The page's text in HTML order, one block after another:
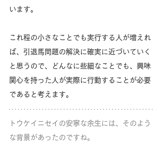
います。
これ程の小さなことでも実行する人が増えれ
ば、引退馬問題の解決に確実に近づいていく
と思うので、どんなに些細なことでも、興味
関心を持った人が実際に行動することが必要
であると考えます。
トウケイニセイの安寧な余生には、そのよう
な背景があったのですね。